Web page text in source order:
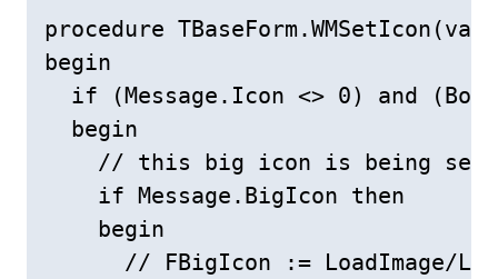
procedure
begin
if (Message.Icon <> 0) and
  begin
// this big icon is being set
    if Message.BigIcon then
    begin
// FBigIcon := LoadImage/